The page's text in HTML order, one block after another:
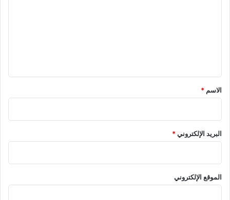
*
الاسم *
البريد الإلكتروني*
الموقع الإلكتروني